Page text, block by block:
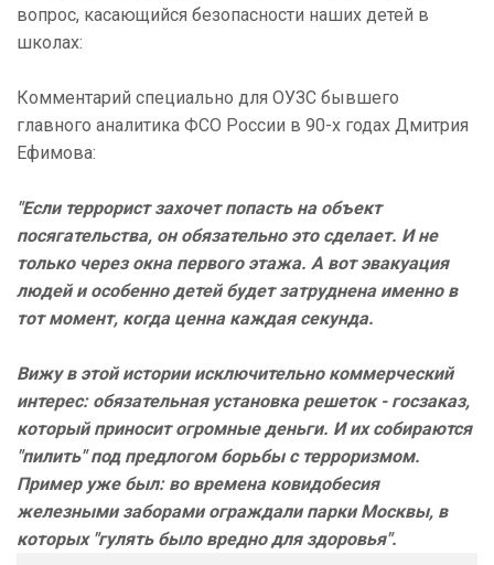
вопрос, касающийся безопасности наших детей в
школах:
Комментарий специально для ОУЗС бывшего
главного аналитика ФСО России в 90-х годах Дмитрия
Ефимова:
"Если террорист захочет попасть на объект
посягательства, он обязательно это сделает. И не
только через окна первого этажа. А вот эвакуация
людей и особенно детей будет затруднена именно в
тот момент, когда ценна каждая секунда.
Вижу в этой истории исключительно коммерческий
интерес: обязательная установка решеток - госзаказ,
который приносит огромные деньги. И их собираются
"пилить" под предлогом борьбы с терроризмом.
Пример уже был: во времена ковидобесия
железными заборами ограждали парки Москвы, в
которых "гулять было вредно для здоровья".